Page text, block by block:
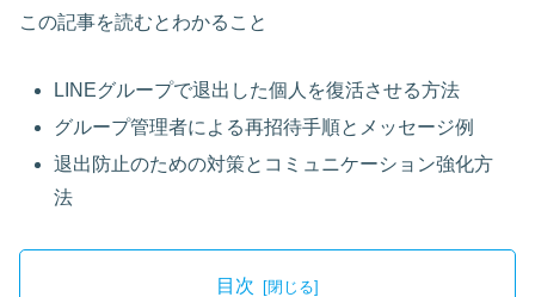
この記事を読むとわかること
LINEグループで退出した個人を復活させる方法
グループ管理者による再招待手順とメッセージ例
退出防止のための対策とコミュニケーション強化方
法
目次